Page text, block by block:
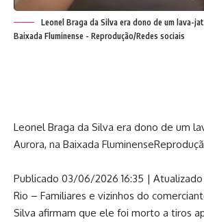
Leonel Braga da Silva era dono de um lava-
Baixada Fluminense - Reprodução/Redes sociais
Leonel Braga da Silva era dono de um
Aurora, na Baixada Fluminense
Publicado 03/06/2026 16:35 |
Rio – Familiares e vizinhos do
Silva afirmam que ele foi morto a tiros